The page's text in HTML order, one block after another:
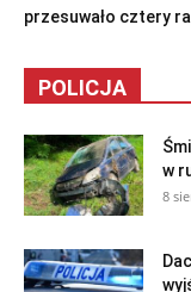
przesuwało cztery
POLICJA
w
8